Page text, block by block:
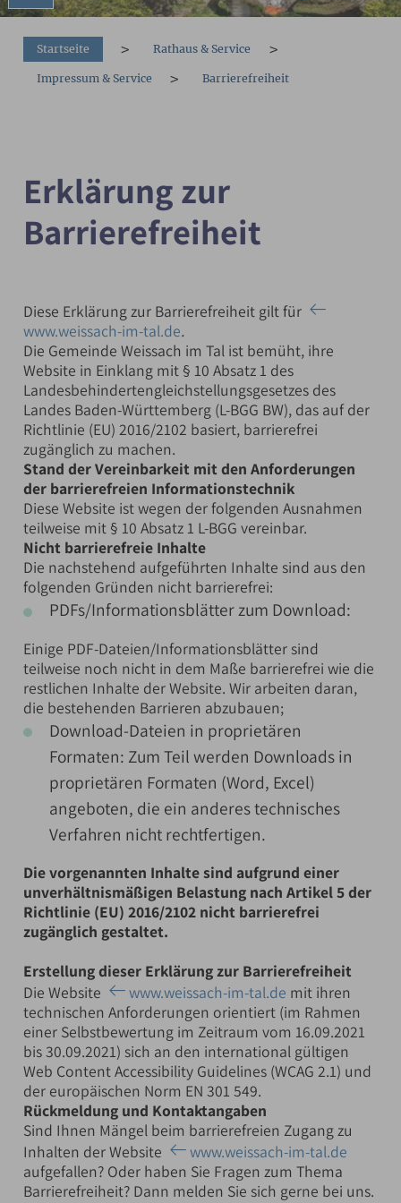
Startseite Rathaus & Service
Impressum & Service Barrierefreiheit
Erklärung zur
Barrierefreiheit
Diese Erklärung zur Barrierefreiheit gilt für
www.weissach-im-tal.de.
Die Gemeinde Weissach im Tal ist bemüht, ihre
Website in Einklang mit § 10 Absatz 1 des
Landesbehindertengleichstellungsgesetzes des
Landes Baden-Württemberg (L-BGG BW), das auf der
Richtlinie (EU) 2016/2102 basiert, barrierefrei
zugänglich zu machen.
Stand der Vereinbarkeit mit den Anforderungen
der barrierefreien Informationstechnik
Diese Website ist wegen der folgenden Ausnahmen
teilweise mit § 10 Absatz 1 L-BGG vereinbar.
Nicht barrierefreie Inhalte
Die nachstehend aufgeführten Inhalte sind aus den
folgenden Gründen nicht barrierefrei:
PDFs/Informationsblätter zum Download:
Einige PDF-Dateien/Informationsblätter sind
teilweise noch nicht in dem Maße barrierefrei wie die
restlichen Inhalte der Website. Wir arbeiten daran,
die bestehenden Barrieren abzubauen;
Download-Dateien in proprietären
Formaten: Zum Teil werden Downloads in
proprietären Formaten (Word, Excel)
angeboten, die ein anderes technisches
Verfahren nicht rechtfertigen.
Die vorgenannten Inhalte sind aufgrund einer
unverhältnismäßigen Belastung nach Artikel 5 der
Richtlinie (EU) 2016/2102 nicht barrierefrei
zugänglich gestaltet.
Erstellung dieser Erklärung zur Barrierefreiheit
Die Website
www.weissach-im-tal.de mit ihren
technischen Anforderungen orientiert (im Rahmen
einer Selbstbewertung im Zeitraum vom 16.09.2021
bis 30.09.2021) sich an den international gültigen
Web Content Accessibility Guidelines (WCAG 2.1) und
der europäischen Norm EN 301 549.
Rückmeldung und Kontaktangaben
Sind Ihnen Mängel beim barrierefreien Zugang zu
Inhalten der Website
www.weissach-im-tal.de
aufgefallen? Oder haben Sie Fragen zum Thema
Barrierefreiheit? Dann melden Sie sich gerne bei uns.